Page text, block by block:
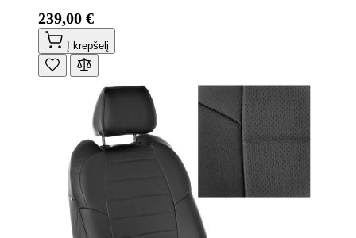
239,00 €
Į krepšelį